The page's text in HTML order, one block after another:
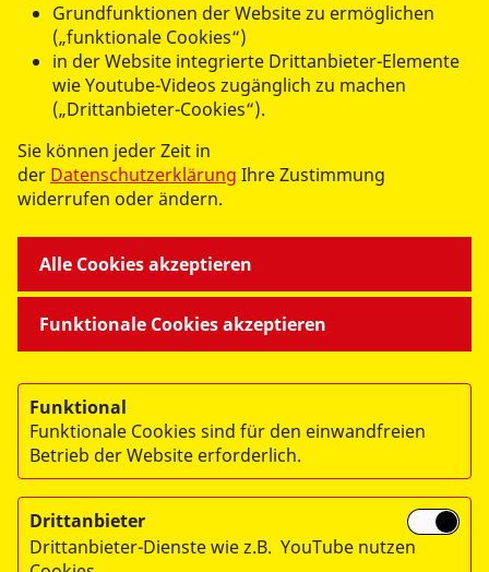
UNSERE ANGEBOTE
ÜBER UNS
© 2026 ASB Zwickau
Impressum
Datenschutz
Grundfunktionen der Website zu ermöglichen
(„funktionale Cookies“)
in der Website integrierte Drittanbieter-Elemente
wie Youtube-Videos zugänglich zu machen
(„Drittanbieter-Cookies“).
Sie können jeder Zeit in
der Datenschutzerklärung Ihre Zustimmung
widerrufen oder ändern.
Funktionale Cookies akzeptieren
Alle Cookies akzeptieren
Funktional
Funktionale Cookies sind für den einwandfreien
Betrieb der Website erforderlich.
Drittanbieter
Drittanbieter-Dienste wie z.B. YouTube nutzen